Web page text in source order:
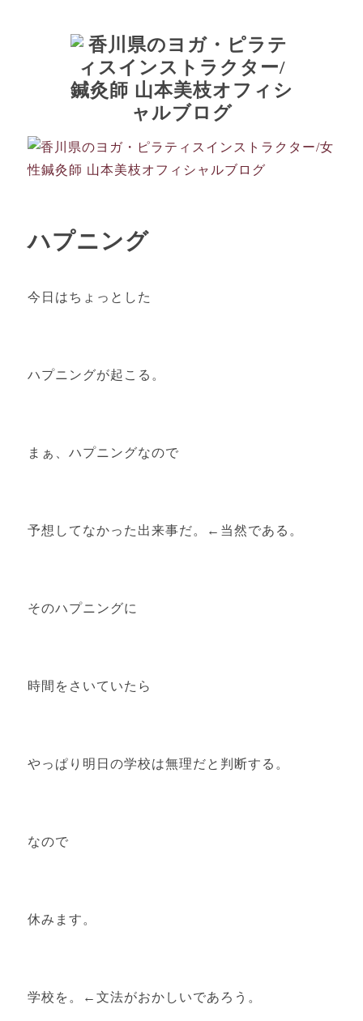
ハプニング
今日はちょっとした
ハプニングが起こる。
まぁ、ハプニングなので
予想してなかった出来事だ。←当然である。
そのハプニングに
時間をさいていたら
やっぱり明日の学校は無理だと判断する。
なので
休みます。
学校を。←文法がおかしいであろう。